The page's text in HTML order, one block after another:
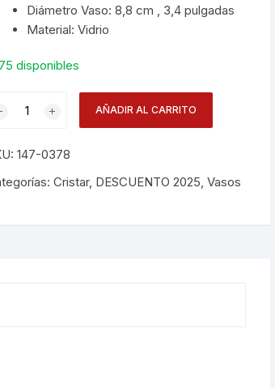
Diámetro Vaso: 8,8 cm , 3,4 pulgadas
Material: Vidrio
75 disponibles
AÑADIR AL CARRITO
147-0378
Cristar, DESCUENTO 2025,Vasos